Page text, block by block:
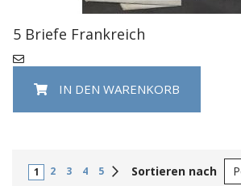
5 Briefe Frankreich
IN DEN WARENKORB
1 2 3 4 5 Weiter
Sortieren nach